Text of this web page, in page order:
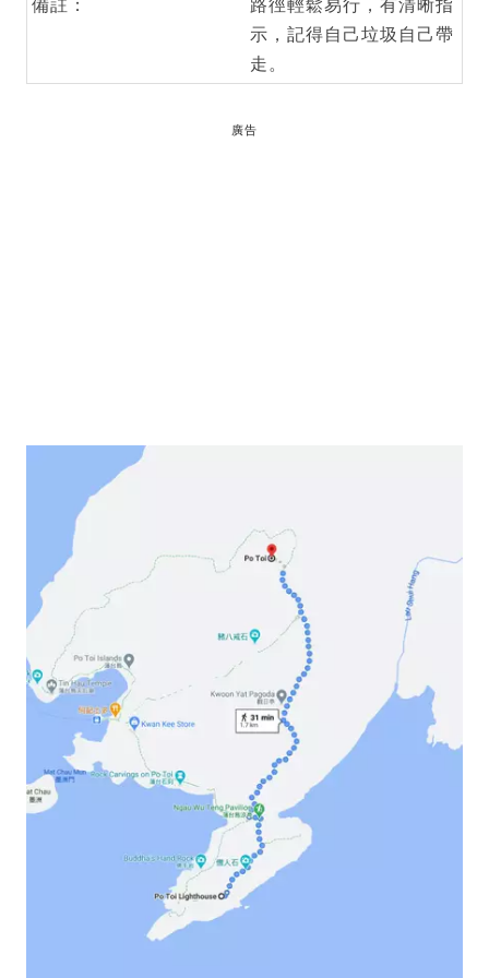
備註：
路徑輕鬆易行，有清晰指
示，記得自己垃圾自己帶
走。
廣告